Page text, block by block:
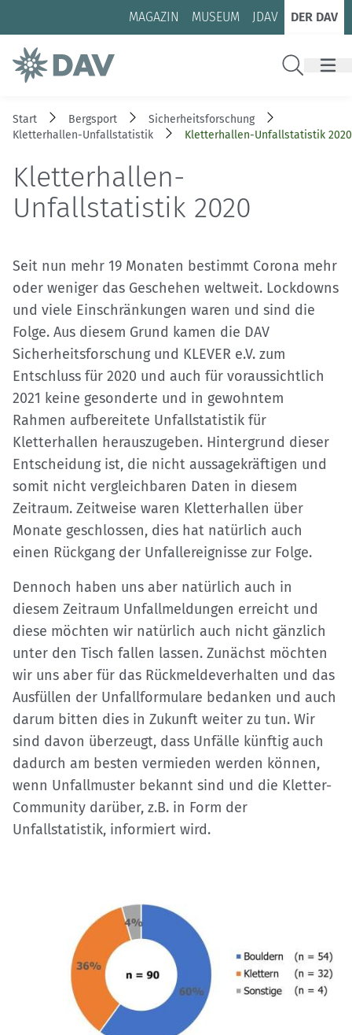
Zum Inhalt
Zur Footer-Navigation
MAGAZIN MUSEUM JDAV DER DAV
Start Bergsport
Sicherheitsforschung
Kletterhallen-Unfallstatistik
Kletterhallen-Unfallstatistik 2020
Kletterhallen-
Unfallstatistik 2020
Seit nun mehr 19 Monaten bestimmt Corona mehr
oder weniger das Geschehen weltweit. Lockdowns
und viele Einschränkungen waren und sind die
Folge. Aus diesem Grund kamen die DAV
Sicherheitsforschung und KLEVER e.V. zum
Entschluss für 2020 und auch für voraussichtlich
2021 keine gesonderte und in gewohntem
Rahmen aufbereitete Unfallstatistik für
Kletterhallen herauszugeben. Hintergrund dieser
Entscheidung ist, die nicht aussagekräftigen und
somit nicht vergleichbaren Daten in diesem
Zeitraum. Zeitweise waren Kletterhallen über
Monate geschlossen, dies hat natürlich auch
einen Rückgang der Unfallereignisse zur Folge.
Dennoch haben uns aber natürlich auch in
diesem Zeitraum Unfallmeldungen erreicht und
diese möchten wir natürlich auch nicht gänzlich
unter den Tisch fallen lassen. Zunächst möchten
wir uns aber für das Rückmeldeverhalten und das
Ausfüllen der Unfallformulare bedanken und auch
darum bitten dies in Zukunft weiter zu tun. Wir
sind davon überzeugt, dass Unfälle künftig auch
dadurch am besten vermieden werden können,
wenn Unfallmuster bekannt sind und die Kletter-
Community darüber, z.B. in Form der
Unfallstatistik, informiert wird.